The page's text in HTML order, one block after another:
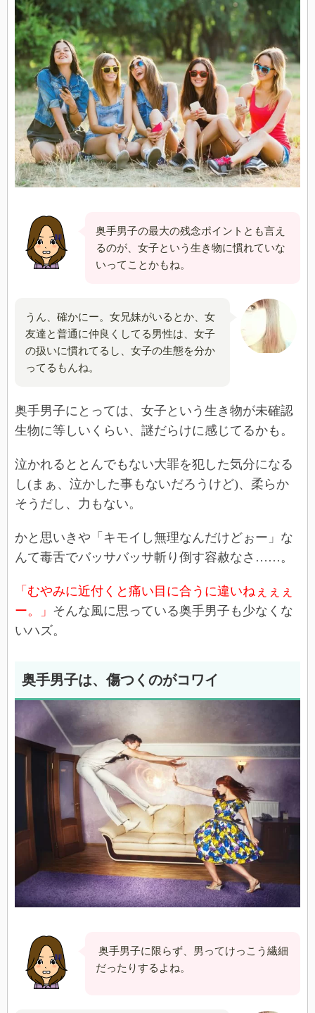
奥手男子の最大の残念ポイントとも言え
るのが、女子という生き物に慣れていな
いってことかもね。
うん、確かにー。女兄妹がいるとか、女
友達と普通に仲良くしてる男性は、女子
の扱いに慣れてるし、女子の生態を分か
ってるもんね。
奥手男子にとっては、女子という生き物が未確認
生物に等しいくらい、謎だらけに感じてるかも。
泣かれるととんでもない大罪を犯した気分になる
し(まぁ、泣かした事もないだろうけど)、柔らか
そうだし、力もない。
かと思いきや「キモイし無理なんだけどぉー」な
んて毒舌でバッサバッサ斬り倒す容赦なさ……。
「むやみに近付くと痛い目に合うに違いねぇぇぇ
ー。」 そんな風に思っている奥手男子も少なくな
いハズ。
奥手男子は、傷つくのがコワイ
奥手男子に限らず、男ってけっこう繊細
だったりするよね。